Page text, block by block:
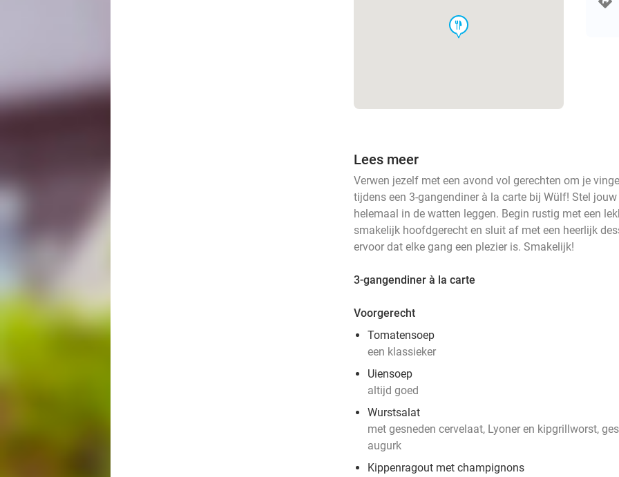
food
Lees meer
Verwen jezelf met een avond vol gerechten om je
tijdens een 3-gangendiner à la carte bij Wülf! Stel
helemaal in de watten leggen. Begin rustig met een
smakelijk hoofdgerecht en sluit af met een heerlijk
ervoor dat elke gang een plezier is. Smakelijk!
3-gangendiner à la carte
Voorgerecht
Tomatensoep
een klassieker
Uiensoep
altijd goed
Wurstsalat
met gesneden cervelaat, Lyoner en kipgrillworst,
augurk
Kippenragout met champignons